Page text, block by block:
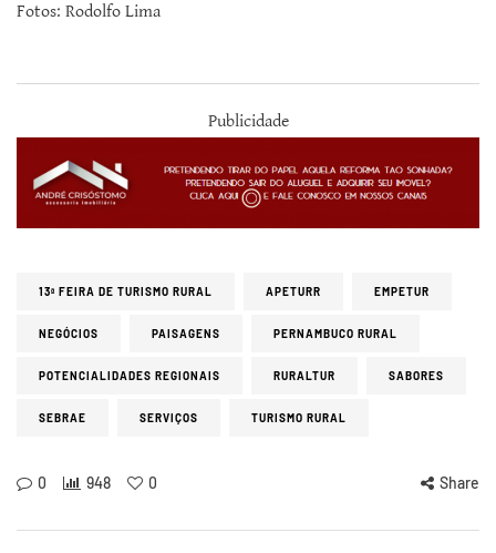
Fotos: Rodolfo Lima
Publicidade
13ª FEIRA DE TURISMO RURAL APETURR EMPETUR
NEGÓCIOS PAISAGENS PERNAMBUCO RURAL
POTENCIALIDADES REGIONAIS RURALTUR SABORES
SEBRAE SERVIÇOS TURISMO RURAL
0 948 0 Share